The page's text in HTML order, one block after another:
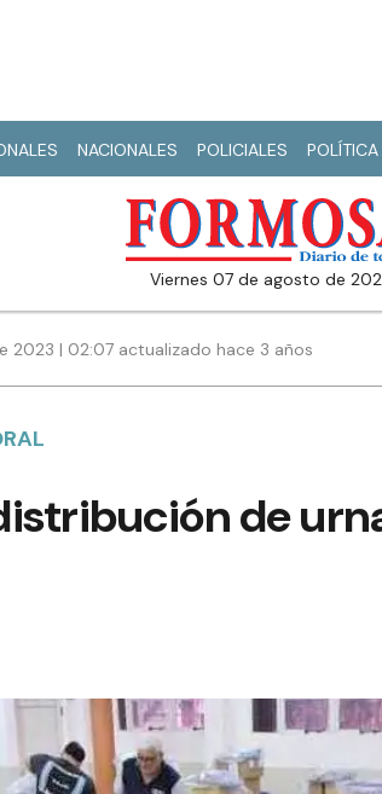
NACIONALES POLICIALES POLÍTICA
viernes 07 de agosto de
2023 | 02:07 actualizado hace 3 años
de